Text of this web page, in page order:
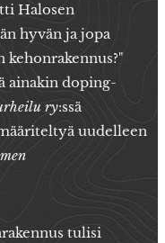
Halosen
hyvän ja jopa
ainakin doping-
ry:ssä
uudelleen
tulisi